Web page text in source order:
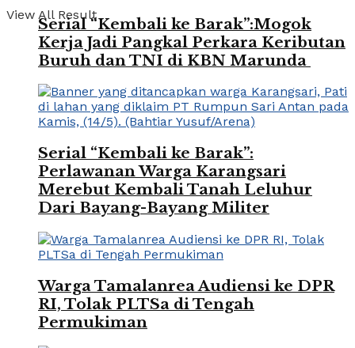
View All Result
Serial “Kembali ke Barak”:Mogok
Kerja Jadi Pangkal Perkara Keributan
Buruh dan TNI di KBN Marunda
Serial “Kembali ke Barak”:
Perlawanan Warga Karangsari
Merebut Kembali Tanah Leluhur
Dari Bayang-Bayang Militer
Warga Tamalanrea Audiensi ke DPR
RI, Tolak PLTSa di Tengah
Permukiman